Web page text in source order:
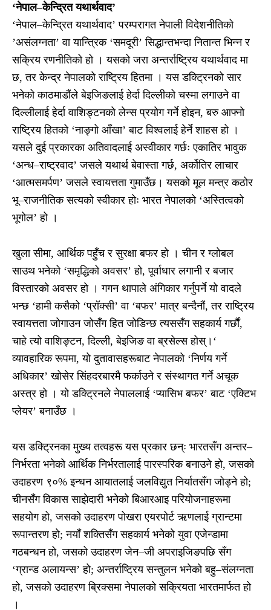
‘नेपाल–केन्द्रित यथार्थवाद’
‘नेपाल–केन्द्रित यथार्थवाद’ परम्परागत नेपाली विदेशनीतिको
’असंलग्नता’ वा यान्त्रिक ‘समदूरी’ सिद्धान्तभन्दा नितान्त भिन्न र
सक्रिय रणनीतिको हो । यसको जरा अन्तर्राष्ट्रिय यथार्थवाद मा
छ, तर केन्द्र नेपालको राष्ट्रिय हितमा । यस डक्ट्रिनको सार
भनेको काठमाडौंले बेइजिङलाई हेर्दा दिल्लीको चस्मा लगाउने वा
दिल्लीलाई हेर्दा वाशिङ्टनको लेन्स प्रयोग गर्ने होइन, बरु आफ्नो
राष्ट्रिय हितको ‘नाङ्गो आँखा’ बाट विश्वलाई हेर्ने शाहस हो ।
यसले दुई प्रकारका अतिवादलाई अस्वीकार गर्छः एकातिर भावुक
‘अन्ध–राष्ट्रवाद’ जसले यथार्थ बेवास्ता गर्छ, अर्कोतिर लाचार
‘आत्मसमर्पण’ जसले स्वायत्तता गुमाउँछ। यसको मूल मन्त्र कठोर
भू–राजनीतिक सत्यको स्वीकार होः भारत नेपालको ‘अस्तित्वको
भूगोल’ हो ।
खुला सीमा, आर्थिक पहुँच र सुरक्षा बफर हो । चीन र ग्लोबल
साउथ भनेको ‘समृद्धिको अवसर’ हो, पूर्वाधार लगानी र बजार
विस्तारको अवसर हो । गगन थापाले अंगिकार गर्नुपर्ने यो वादले
भन्छ ‘हामी कसैको ‘प्रॉक्सी’ वा ‘बफर’ मात्र बन्दैनौं, तर राष्ट्रिय
स्वायत्तता जोगाउन जोसँग हित जोडिन्छ त्यससँग सहकार्य गर्छौं,
चाहे त्यो वाशिङ्टन, दिल्ली, बेइजिङ वा ब्रसेल्स होस्।‘
व्यावहारिक रूपमा, यो दुतावासहरूबाट नेपालको ‘निर्णय गर्ने
अधिकार’ खोसेर सिंहदरबारमै फर्काउने र संस्थागत गर्ने अचूक
अस्त्र हो । यो डक्ट्रिनले नेपाललाई ‘प्यासिभ बफर’ बाट ‘एक्टिभ
प्लेयर’ बनाउँछ ।
यस डक्ट्रिनका मुख्य तत्वहरू यस प्रकार छन्ः भारतसँग अन्तर–
निर्भरता भनेको आर्थिक निर्भरतालाई पारस्परिक बनाउने हो, जसको
उदाहरण ९०% इन्धन आयातलाई जलविद्युत निर्यातसँग जोड्ने हो;
चीनसँग विकास साझेदारी भनेको बिआरआइ परियोजनाहरूमा
सहयोग हो, जसको उदाहरण पोखरा एयरपोर्ट ऋणलाई ग्रान्टमा
रूपान्तरण हो; नयाँ शक्तिसँग सहकार्य भनेको युवा एजेन्डामा
गठबन्धन हो, जसको उदाहरण जेन–जी अपराइजिङपछि सँग
‘ग्रान्ड अलायन्स’ हो; अन्तर्राष्ट्रिय सन्तुलन भनेको बहु–संलग्नता
हो, जसको उदाहरण ब्रिक्समा नेपालको सक्रियता भारतमार्फत हो
।